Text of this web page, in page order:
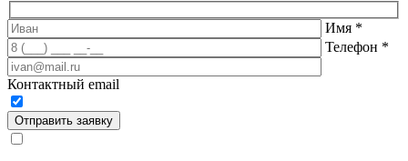
Имя *
Телефон *
Контактный email
Отправить заявку